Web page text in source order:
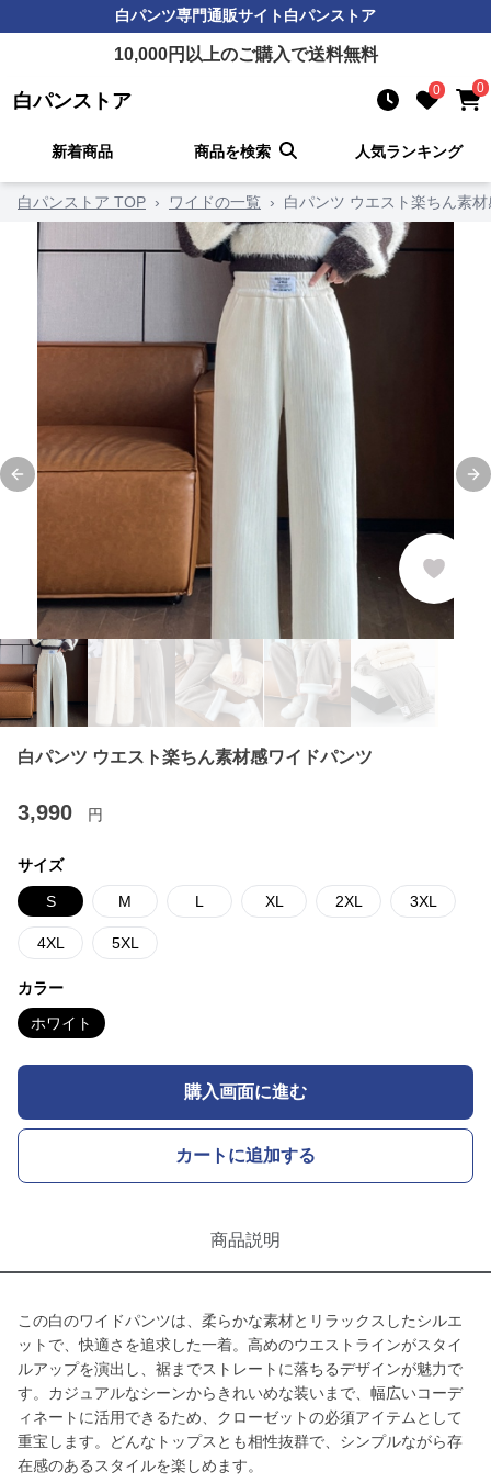
白パンツ専門通販サイト白パンストア
10,000円以上のご購入で送料無料
白パンストア 0 0
新着商品 商品を検索 人気ランキング
白パンストア TOP › ワイドの一覧 › 白パンツ ウエスト楽ちん素
Previous slide
白パンツ ウエスト楽ちん素材感ワイドパンツ
3,990 円
サイズ
S M L XL 2XL 3XL
4XL 5XL
カラー
ホワイト
購入画面に進む
カートに追加する
商品説明
この白のワイドパンツは、柔らかな素材とリラックスしたシルエ
ットで、快適さを追求した一着。高めのウエストラインがスタイ
ルアップを演出し、裾までストレートに落ちるデザインが魅力で
す。カジュアルなシーンからきれいめな装いまで、幅広いコーデ
ィネートに活用できるため、クローゼットの必須アイテムとして
重宝します。どんなトップスとも相性抜群で、シンプルながら存
在感のあるスタイルを楽しめます。